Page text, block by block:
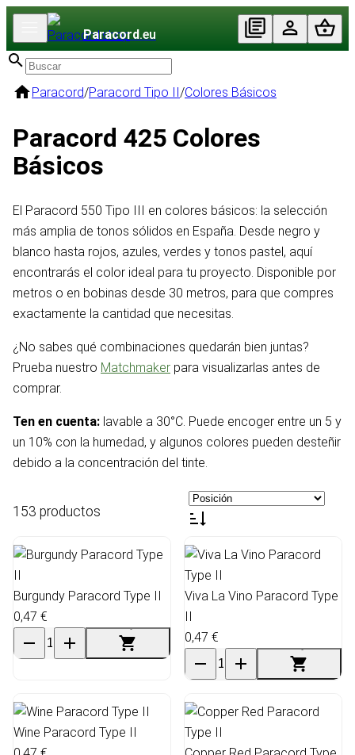
Paracord.eu
Paracord/Paracord Tipo II/Colores Básicos
Paracord 425 Colores
Básicos
El Paracord 550 Tipo III en colores básicos: la selección
más amplia de tonos sólidos en España. Desde negro y
blanco hasta rojos, azules, verdes y tonos pastel, aquí
encontrarás el color ideal para tu proyecto. Disponible por
metros o en bobinas desde 30 metros, para que compres
exactamente la cantidad que necesitas.
¿No sabes qué combinaciones quedarán bien juntas?
Prueba nuestro Matchmaker para visualizarlas antes de
comprar.
Ten en cuenta: lavable a 30°C. Puede encoger entre un 5 y
un 10% con la humedad, y algunos colores pueden desteñir
debido a la concentración del tinte.
153 productos
Burgundy Paracord Type II
0,47 €
Viva La Vino Paracord Type
II
0,47 €
Wine Paracord Type II